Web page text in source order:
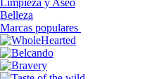
Limpieza y Aseo
Belleza
Marcas populares